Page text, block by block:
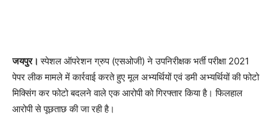
जयपुर।स्पेशल ऑपरेशन ग्रुप (एसओजी) ने उपनिरीक्षक भर्ती परीक्षा 2021
पेपर लीक मामले में कार्रवाई करते हुए मूल अभ्यर्थियों एवं डमी अभ्यर्थियों की फोटो
मिक्सिंग कर फोटो बदलने वाले एक आरोपी को गिरफ्तार किया है। फिलहाल
आरोपी से पूछताछ की जा रही है।